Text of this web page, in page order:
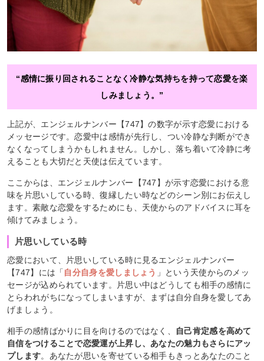
“感情に振り回されることなく冷静な気持ちを持って恋愛を楽
しみましょう。”
上記が、エンジェルナンバー【747】の数字が示す恋愛における
メッセージです。恋愛中は感情が先行し、つい冷静な判断ができ
なくなってしまうかもしれません。しかし、落ち着いて冷静に考
えることも大切だと天使は伝えています。
ここからは、エンジェルナンバー【747】が示す恋愛における意
味を片思いしている時、復縁したい時などのシーン別にお伝えし
ます。素敵な恋愛をするためにも、天使からのアドバイスに耳を
傾けてみましょう。
片思いしている時
恋愛において、片思いしている時に見るエンジェルナンバー
【747】には「 自分自身を愛しましょう 」という天使からのメッ
セージが込められています。片思い中はどうしても相手の感情に
とらわれがちになってしまいますが、まずは自分自身を愛してあ
げましょう。
相手の感情ばかりに目を向けるのではなく、
自己肯定感を高めて
自信をつけることで恋愛運が上昇し、あなたの魅力もさらにアッ
プします。あなたが思いを寄せている相手もきっとあなたのこと